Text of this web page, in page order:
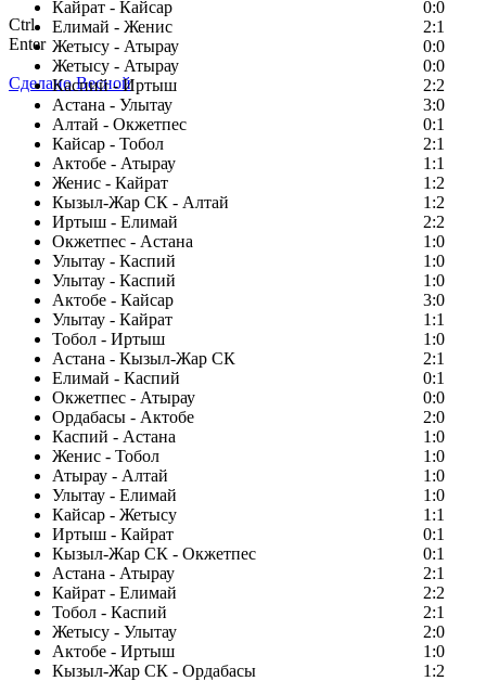
Кайрат - Кайсар
0:0
Елимай - Женис
2:1
Жетысу - Атырау
0:0
Жетысу - Атырау
0:0
Каспий - Иртыш
2:2
Астана - Улытау
3:0
Алтай - Окжетпес
0:1
Кайсар - Тобол
2:1
Актобе - Атырау
1:1
Женис - Кайрат
1:2
Кызыл-Жар СК - Алтай
1:2
Иртыш - Елимай
2:2
Окжетпес - Астана
1:0
Улытау - Каспий
1:0
Улытау - Каспий
1:0
Актобе - Кайсар
3:0
Улытау - Кайрат
1:1
Тобол - Иртыш
1:0
Астана - Кызыл-Жар СК
2:1
Елимай - Каспий
0:1
Окжетпес - Атырау
0:0
Ордабасы - Актобе
2:0
Каспий - Астана
1:0
Женис - Тобол
1:0
Атырау - Алтай
1:0
Улытау - Елимай
1:0
Кайсар - Жетысу
1:1
Иртыш - Кайрат
0:1
Кызыл-Жар СК - Окжетпес
0:1
Астана - Атырау
2:1
Кайрат - Елимай
2:2
Тобол - Каспий
2:1
Жетысу - Улытау
2:0
Актобе - Иртыш
1:0
Кызыл-Жар СК - Ордабасы
1:2
Ctrl
Enter
Сделано Весной